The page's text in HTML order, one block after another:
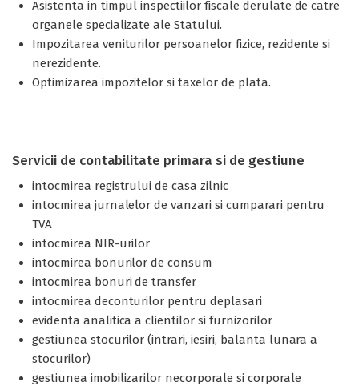
Asistenta in timpul inspectiilor fiscale derulate de catre
organele specializate ale Statului.
Impozitarea veniturilor persoanelor fizice, rezidente si
nerezidente.
Optimizarea impozitelor si taxelor de plata.
Servicii de contabilitate primara si de gestiune
intocmirea registrului de casa zilnic
intocmirea jurnalelor de vanzari si cumparari pentru
TVA
intocmirea NIR-urilor
intocmirea bonurilor de consum
intocmirea bonuri de transfer
intocmirea deconturilor pentru deplasari
evidenta analitica a clientilor si furnizorilor
gestiunea stocurilor (intrari, iesiri, balanta lunara a
stocurilor)
gestiunea imobilizarilor necorporale si corporale